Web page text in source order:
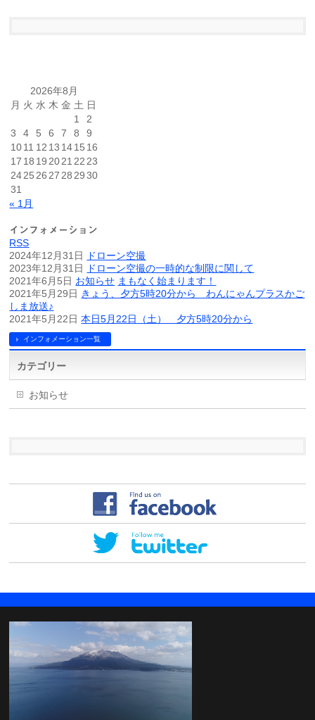
2026年8月
月 火 水 木 金 土 日
1
2
3
4 5 6 7 8
9
1011 12 13 1415 16
17 18 19 2021 22 23
2425 26 27 28 29 30
31
« 1月
インフォメーション
RSS
2024年12月31日
ドローン空撮
2023年12月31日
ドローン空撮の一時的な制限に関して
2021年6月5日 お知らせ まもなく始まります！
2021年5月29日 きょう、夕方5時20分から わんにゃんプラスかご
しま放送♪
2021年5月22日 本日5月22日（土） 夕方5時20分から
インフォメーション一覧
カテゴリー
お知らせ